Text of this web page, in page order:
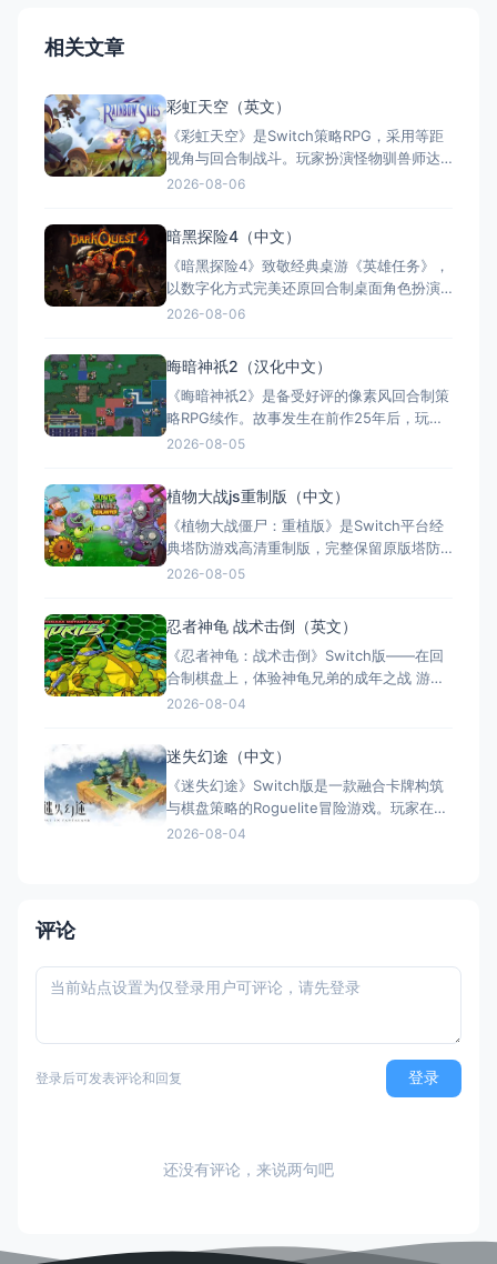
相关文章
彩虹天空（英文）
《彩虹天空》是Switch策略RPG，采用等距
视角与回合制战斗。玩家扮演怪物驯兽师达
米安，因宿醉搞砸测验后卷入敌对势力冲
体验。目前仅支持英文，暂无中文。
2026-08-06
暗黑探险4（中文）
《暗黑探险4》致敬经典桌游《英雄任务》，
以数字化方式完美还原回合制桌面角色扮演
体验。游戏包含30个手工打造的战役任务、
Switch版容量仅2.3GB，支持TV、桌面、掌
机及Nintendo Switch 2模式，并提供全
2026-08-06
晦暗神祇2（汉化中文）
《晦暗神祇2》是备受好评的像素风回合制策
略RPG续作。故事发生在前作25年后，玩家
率领20位英雄与45种分支职业，在政治漩涡
极高的重玩性。复古像素艺术与精美战斗动
画带来原汁原味的战棋体验。Switch版仅
704MB，轻量便携
2026-08-05
植物大战js重制版（中文）
《植物大战僵尸：重植版》是Switch平台经
典塔防游戏高清重制版，完整保留原版塔防
玩法并升级HD画质。新增本地合作与PvP模
1-2人游玩，售价19.99美元。
2026-08-05
忍者神龟 战术击倒（英文）
《忍者神龟：战术击倒》Switch版——在回
合制棋盘上，体验神龟兄弟的成年之战 游戏
类型：策略战棋类（回合制战术 × 清版格斗
定名） 港台名称：忍者龜：戰術性打擊（官
方繁体中文定名） 美国名称：Teena
2026-08-04
迷失幻途（中文）
《迷失幻途》Switch版是一款融合卡牌构筑
与棋盘策略的Roguelite冒险游戏。玩家在随
机生成的8×8棋盘上回合制战斗，三大职业
2026-08-04
评论
登录后可发表评论和回复 登录
还没有评论，来说两句吧